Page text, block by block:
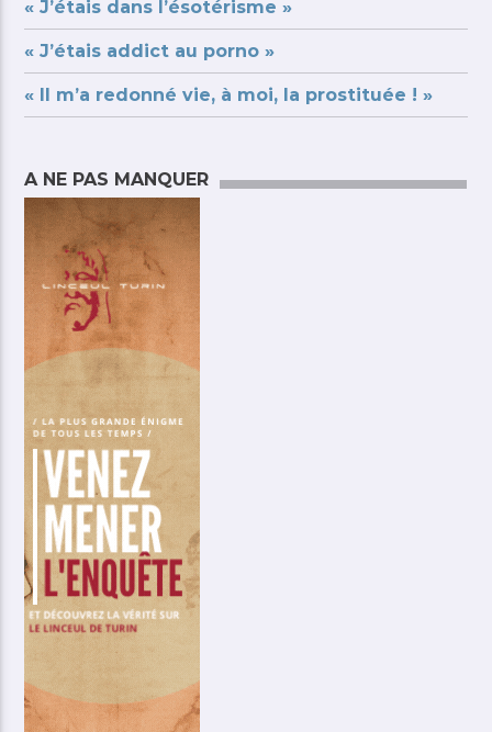
« J’étais dans l’ésotérisme »
« J’étais addict au porno »
« Il m’a redonné vie, à moi, la prostituée ! »
A NE PAS MANQUER